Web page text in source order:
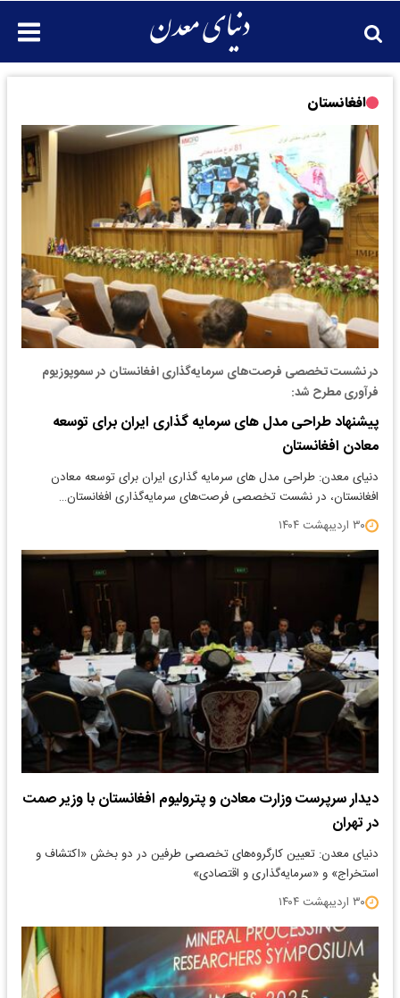
افغانستان
در نشست تخصصی فرصت‌های سرمایه‌گذاری افغانستان در سموپوزیوم
فرآوری مطرح شد:
پیشنهاد طراحی مدل های سرمایه گذاری ایران برای توسعه
معادن افغانستان
دنیای معدن: طراحی مدل های سرمایه گذاری ایران برای توسعه معادن
افغانستان، در نشست تخصصی فرصت‌های سرمایه‌گذاری افغانستان…
۳۰ اردیبهشت ۱۴۰۴
دیدار سرپرست وزارت معادن و پترولیوم افغانستان با وزیر صمت
در تهران
دنیای معدن: تعیین کارگروه‌های تخصصی طرفین در دو بخش «اکتشاف و
استخراج» و «سرمایه‌گذاری و اقتصادی»
۳۰ اردیبهشت ۱۴۰۴